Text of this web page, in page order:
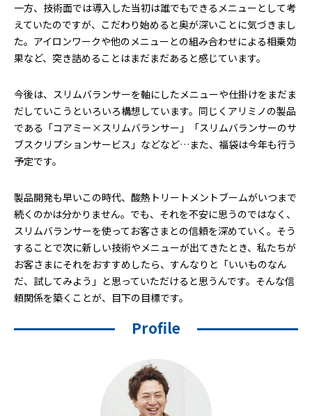
一方、技術面では導入した当初は誰でもできるメニューとして考
えていたのですが、こだわり始めると奥が深いことに気づきまし
た。アイロンワークや他のメニューとの組み合わせによる相乗効
果など、突き詰めることはまだまだあると感じています。
今後は、スリムバランサーを軸にしたメニューや仕掛けをまだま
だしていこうといろいろ構想しています。同じくアリミノの製品
である「コアミー×スリムバランサー」「スリムバランサーのサ
ブスクリプションサービス」などなど…また、福袋は今年も行う
予定です。
製品開発も早いこの時代、酸熱トリートメントブームがいつまで
続くのかは分かりません。でも、それを不安に思うのではなく、
スリムバランサーを使ってお客さまとの信頼を深めていく。そう
することで次に新しい技術やメニューが出てきたとき、私たちが
お客さまにそれをおすすめしたら、すんなりと「いいものなん
だ、試してみよう」と思っていただけると思うんです。そんな信
頼関係を築くことが、目下の目標です。
Profile